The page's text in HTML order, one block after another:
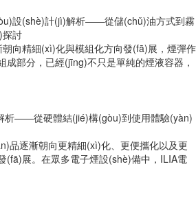
設(shè)計(jì)解析——從儲(chǔ)油方式到霧
討
向精細(xì)化與模組化方向發(fā)展，煙彈作
成部分，已經(jīng)不只是單純的煙液容器，
析——從硬體結(jié)構(gòu)到使用體驗(yàn)
品逐漸朝向更精細(xì)化、更便攜化以及更
(fā)展。在眾多電子煙設(shè)備中，ILIA電